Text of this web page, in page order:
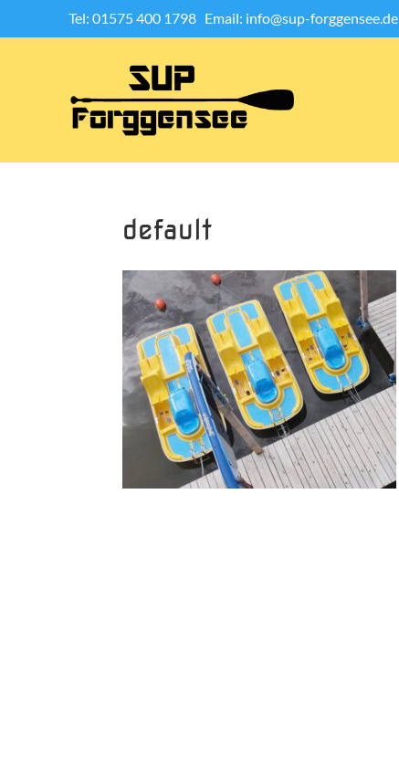
Tel: 01575 400 1798 Email: info@sup-forggensee.de
default